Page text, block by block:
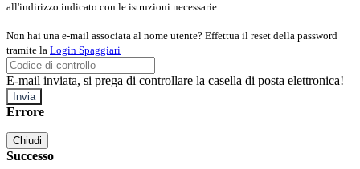
all'indirizzo indicato con le istruzioni necessarie.
Non hai una e-mail associata al nome utente? Effettua il reset della password
tramite la Login Spaggiari
E-mail inviata, si prega di controllare la casella di posta elettronica!
Errore
Chiudi
Successo